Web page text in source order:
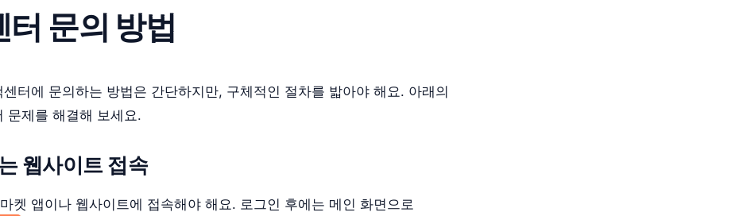
터 문의 방법
센터에 문의하는 방법은 간단하지만, 구체적인 절차를 밟아야 해요. 아래의
문제를 해결해 보세요.
웹사이트 접속
켓 앱이나 웹사이트에 접속해야 해요. 로그인 후에는 메인 화면으로